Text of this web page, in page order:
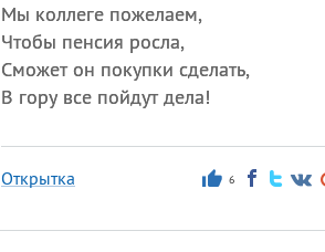
Мы коллеге пожелаем,
Чтобы пенсия росла,
Сможет он покупки сделать,
В гору все пойдут дела!
Открытка 6